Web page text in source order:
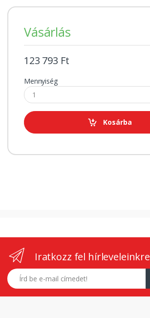
Vásárlás
123 793 Ft
Mennyiség
Kosárba
Iratkozz fel hírleveleinkre
E-mail címed